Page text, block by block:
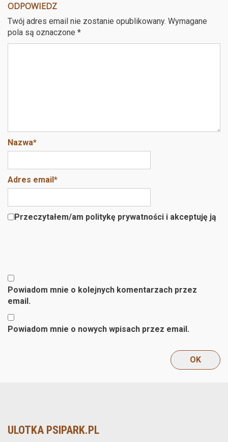
ODPOWIEDZ
Twój adres email nie zostanie opublikowany. Wymagane
pola są oznaczone *
Nazwa*
Adres email *
Przeczytałem/am politykę prywatności i akceptuję ją
Powiadom mnie o kolejnych komentarzach przez
email.
Powiadom mnie o nowych wpisach przez email.
ULOTKA PSIPARK.PL